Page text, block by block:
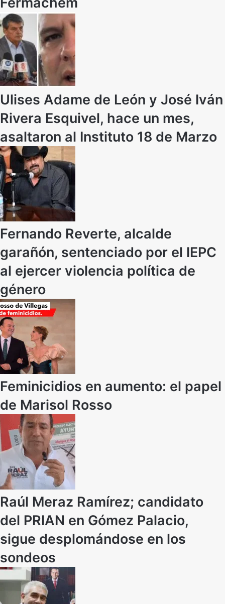
Ulises Adame de León y José Iván
Rivera Esquivel, hace un mes,
asaltaron al Instituto 18 de Marzo
Fernando Reverte, alcalde
garañón, sentenciado por el IEPC
al ejercer violencia política de
género
Feminicidios en aumento: el papel
de Marisol Rosso
Raúl Meraz Ramírez; candidato
del PRIAN en Gómez Palacio,
sigue desplomándose en los
sondeos